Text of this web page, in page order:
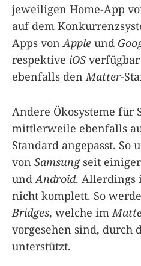
jeweiligen Home-App
auf dem
Apps von Apple und
respektive iOS
ebenfalls den Matter-
Andere Ökosysteme für
mittlerweile ebenfalls
Standard angepasst. So
von Samsungseit
und Android. Allerdings
nicht komplett. So
Bridges, welche im
vorgesehen sind, durch
unterstützt.